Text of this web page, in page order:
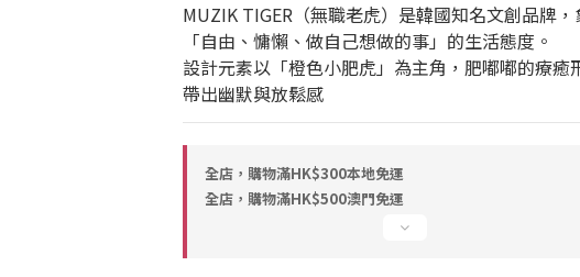
MUZIK TIGER（無職老虎）是韓國知名文創品牌，
「自由、慵懶、做自己想做的事」的生活態度。
設計元素以「橙色小肥虎」為主角，肥嘟嘟的療癒
帶出幽默與放鬆感
全店，購物滿HK$300本地免運
全店，購物滿HK$500澳門免運